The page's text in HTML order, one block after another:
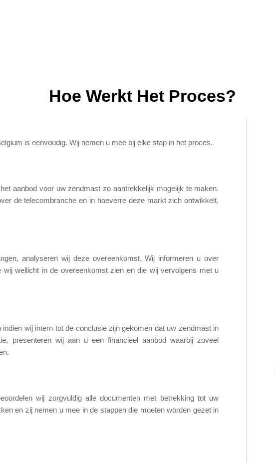
Hoe Werkt Het Proces?
is eenvoudig. Wij nemen u mee bij elke stap in het proces.
aanbod voor uw zendmast zo aantrekkelijk mogelijk te maken.
de telecombranche en in hoeverre deze markt zich ontwikkelt,
analyseren wij deze overeenkomst. Wij informeren u over
wij wellicht in de overeenkomst zien en die wij vervolgens met u
wij intern tot de conclusie zijn gekomen dat uw zendmast in
presenteren wij aan u een financieel aanbod waarbij zoveel
wij zorgvuldig alle documenten met betrekking tot uw
en zij nemen u mee in de stappen die moeten worden gezet in